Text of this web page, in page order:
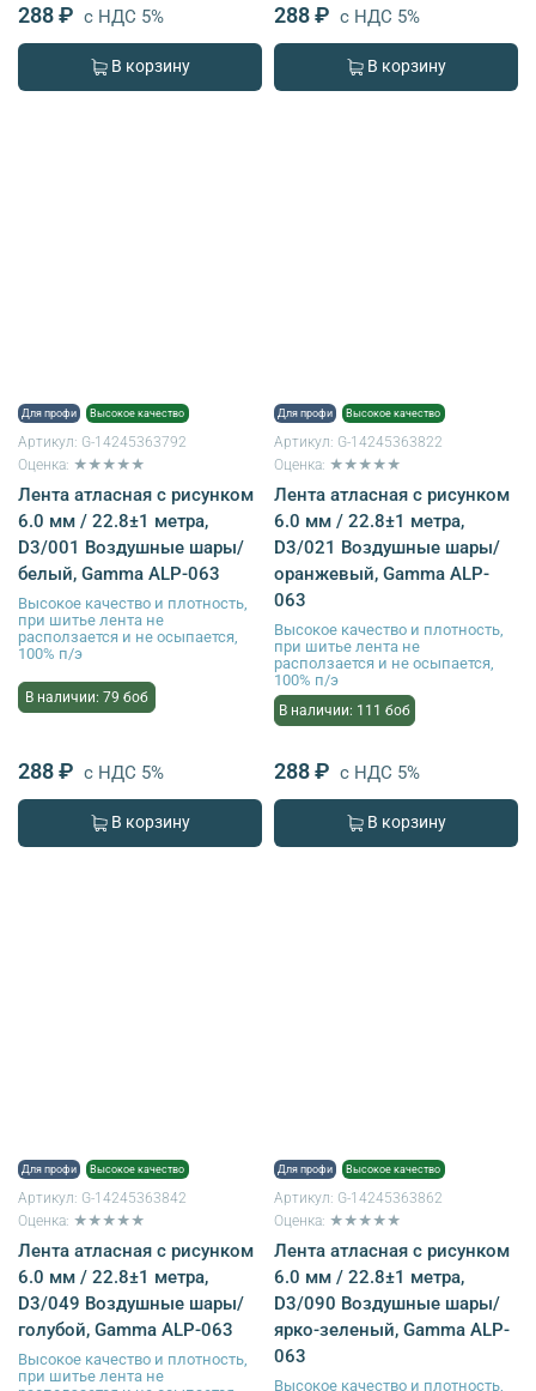
288 ₽ с НДС 5%
В корзину
288 ₽ с НДС 5%
В корзину
Для профи Высокое качество
Артикул: G-14245363792
Оценка: ★★★★★
Лента атласная с рисунком
6.0 мм / 22.8±1 метра,
D3/001 Воздушные шары/
белый, Gamma ALP-063
Высокое качество и плотность,
при шитье лента не
расползается и не осыпается,
100% п/э
В наличии: 79 боб
288 ₽ с НДС 5%
В корзину
Для профи Высокое качество
Артикул: G-14245363822
Оценка: ★★★★★
Лента атласная с рисунком
6.0 мм / 22.8±1 метра,
D3/021 Воздушные шары/
оранжевый, Gamma ALP-
063
Высокое качество и плотность,
при шитье лента не
расползается и не осыпается,
100% п/э
В наличии: 111 боб
288 ₽ с НДС 5%
В корзину
Для профи Высокое качество
Артикул: G-14245363842
Оценка: ★★★★★
Лента атласная с рисунком
6.0 мм / 22.8±1 метра,
D3/049 Воздушные шары/
голубой, Gamma ALP-063
Высокое качество и плотность,
при шитье лента не
Для профи Высокое качество
Артикул: G-14245363862
Оценка: ★★★★★
Лента атласная с рисунком
6.0 мм / 22.8±1 метра,
D3/090 Воздушные шары/
ярко-зеленый, Gamma ALP-
063
Высокое качество и плотность,